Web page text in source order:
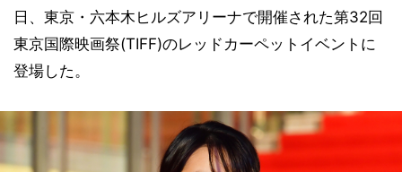
日、東京・六本木ヒルズアリーナで開催された第32回
東京国際映画祭(TIFF)のレッドカーペットイベントに
登場した。